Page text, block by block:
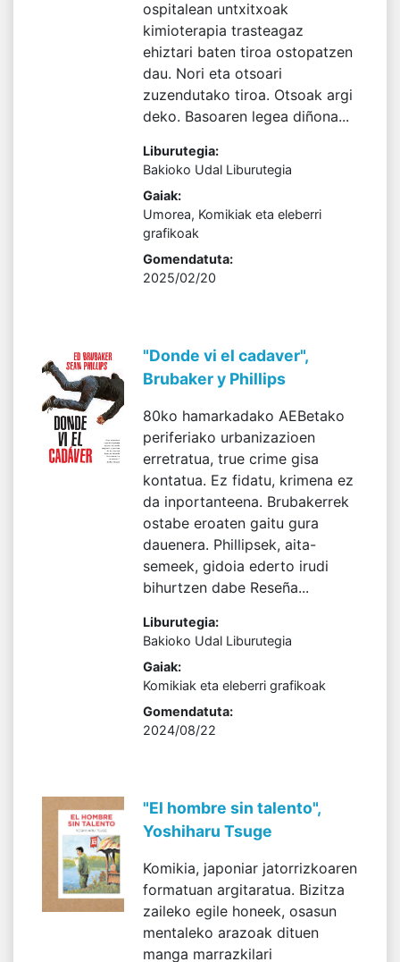
ospitalean untxitxoak
kimioterapia trasteagaz
ehiztari baten tiroa ostopatzen
dau. Nori eta otsoari
zuzendutako tiroa. Otsoak argi
deko. Basoaren legea diñona...
Liburutegia:
Bakioko Udal Liburutegia
Gaiak:
Umorea, Komikiak eta eleberri
grafikoak
Gomendatuta:
2025/02/20
"Donde vi el cadaver",
Brubaker y Phillips
80ko hamarkadako AEBetako
periferiako urbanizazioen
erretratua, true crime gisa
kontatua. Ez fidatu, krimena ez
da inportanteena. Brubakerrek
ostabe eroaten gaitu gura
dauenera. Phillipsek, aita-
semeek, gidoia ederto irudi
bihurtzen dabe Reseña...
Liburutegia:
Bakioko Udal Liburutegia
Gaiak:
Komikiak eta eleberri grafikoak
Gomendatuta:
2024/08/22
"El hombre sin talento",
Yoshiharu Tsuge
Komikia, japoniar jatorrizkoaren
formatuan argitaratua. Bizitza
zaileko egile honeek, osasun
mentaleko arazoak dituen
manga marrazkilari